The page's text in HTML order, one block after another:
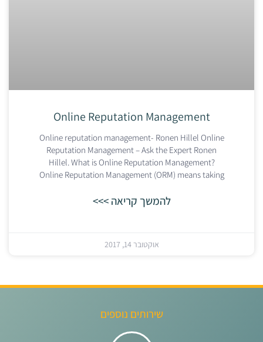
Online Reputation Management
Online reputation management- Ronen Hillel Online
Reputation Management – Ask the Expert Ronen
Hillel. What is Online Reputation Management?
Online Reputation Management (ORM) means taking
להמשך קריאה >>>
אוקטובר 14, 2017
שירותים נוספים